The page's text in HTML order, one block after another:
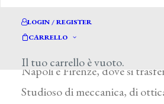
LOGIN / REGISTER
CARRELLO
Il tuo carrello è vuoto.
settecentesca, fissando eventi e
Napoli e Firenze, dove si
Studioso di meccanica, di